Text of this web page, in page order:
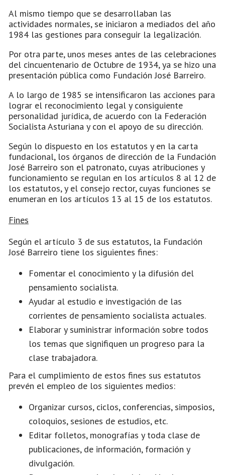
Al mismo tiempo que se desarrollaban las
actividades normales, se iniciaron a mediados del año
1984 las gestiones para conseguir la legalización.
Por otra parte, unos meses antes de las celebraciones
del cincuentenario de Octubre de 1934, ya se hizo una
presentación pública como Fundación José Barreiro.
A lo largo de 1985 se intensificaron las acciones para
lograr el reconocimiento legal y consiguiente
personalidad jurídica, de acuerdo con la Federación
Socialista Asturiana y con el apoyo de su dirección.
Según lo dispuesto en los estatutos y en la carta
fundacional, los órganos de dirección de la Fundación
José Barreiro son el patronato, cuyas atribuciones y
funcionamiento se regulan en los artículos 8 al 12 de
los estatutos, y el consejo rector, cuyas funciones se
enumeran en los artículos 13 al 15 de los estatutos.
Fines
Según el artículo 3 de sus estatutos, la Fundación
José Barreiro tiene los siguientes fines:
Fomentar el conocimiento y la difusión del
pensamiento socialista.
Ayudar al estudio e investigación de las
corrientes de pensamiento socialista actuales.
Elaborar y suministrar información sobre todos
los temas que signifiquen un progreso para la
clase trabajadora.
Para el cumplimiento de estos fines sus estatutos
prevén el empleo de los siguientes medios:
Organizar cursos, ciclos, conferencias, simposios,
coloquios, sesiones de estudios, etc.
Editar folletos, monografías y toda clase de
publicaciones, de información, formación y
divulgación.